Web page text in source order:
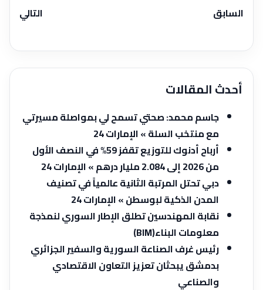
السابق التالي
أحدث المقالات
جاسم محمد: صحتي تسمح لي بمواصلة مسيرتي
مع منتخب السلة » الإمارات 24
أرباح أدنوك للتوزيع تقفز 59% في النصف الأول
من 2026 إلى 2.084 مليار درهم » الإمارات 24
دبي تحتل المرتبة الثانية عالمياً في تصنيف
المدن الذكية لبوسطن » الإمارات 24
نقابة المهندسين تطلق الإطار السوري لنمذجة
معلومات البناء‎ ‌‎(BIM)
رئيس غرف الصناعة السورية والسفير الجزائري
بدمشق يبحثان تعزيز ‏التعاون الاقتصادي
والصناعي‎